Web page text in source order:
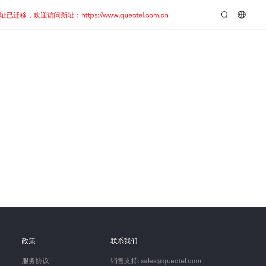
已迁移，欢迎访问新址：https://www.quectel.com.cn
政策
服务协议
联系我们
销售支持: sales@quectel.com